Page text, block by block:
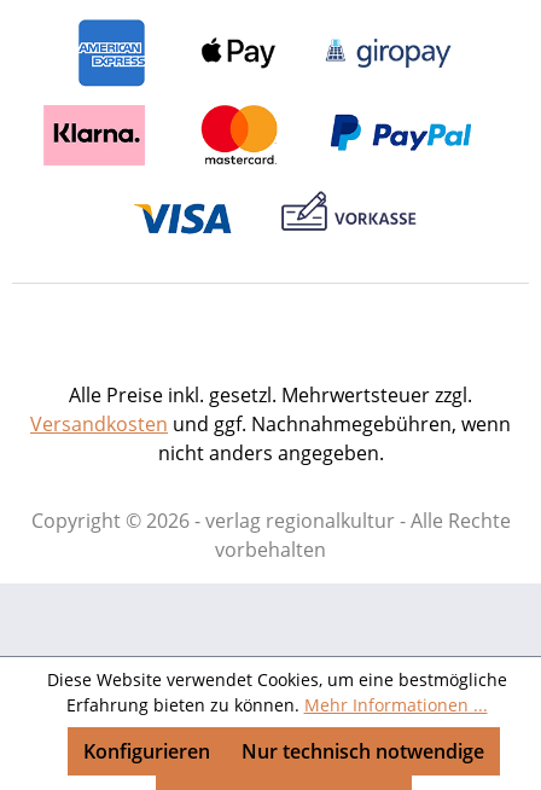
Alle Preise inkl. gesetzl. Mehrwertsteuer zzgl.
Versandkosten und ggf. Nachnahmegebühren, wenn
nicht anders angegeben.
Copyright © 2026 - verlag regionalkultur - Alle Rechte
vorbehalten
Diese Website verwendet Cookies, um eine bestmögliche
Erfahrung bieten zu können. Mehr Informationen ...
Nur technisch notwendige
Konfigurieren